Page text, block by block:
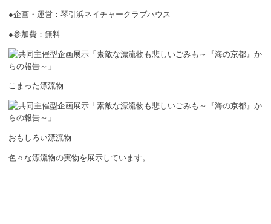
●企画・運営：琴引浜ネイチャークラブハウス
●参加費：無料
こまった漂流物
おもしろい漂流物
色々な漂流物の実物を展示しています。